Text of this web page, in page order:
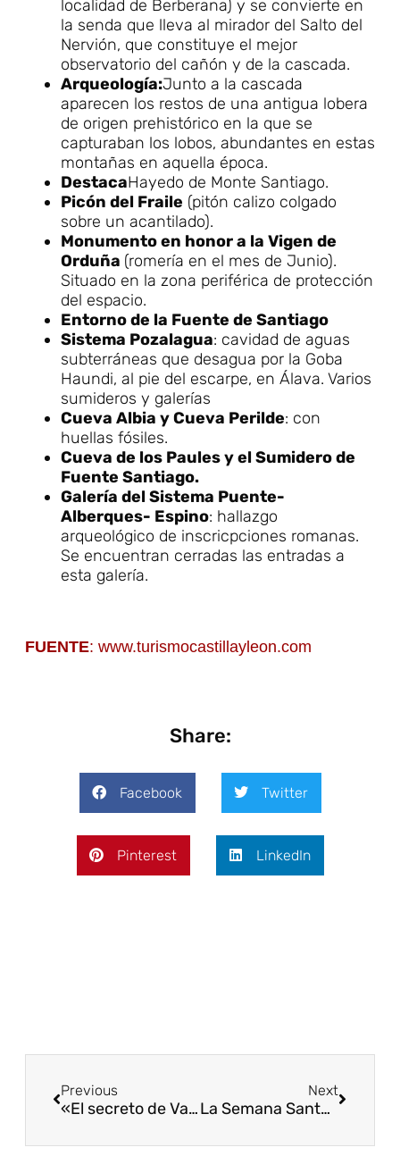
localidad de Berberana) y se convierte en
la senda que lleva al mirador del Salto del
Nervión, que constituye el mejor
observatorio del cañón y de la cascada.
Arqueología:Junto a la cascada
aparecen los restos de una antigua lobera
de origen prehistórico en la que se
capturaban los lobos, abundantes en estas
montañas en aquella época.
DestacaHayedo de Monte Santiago.
Picón del Fraile (pitón calizo colgado
sobre un acantilado).
Monumento en honor a la Vigen de
Orduña (romería en el mes de Junio).
Situado en la zona periférica de protección
del espacio.
Entorno de la Fuente de Santiago
Sistema Pozalagua: cavidad de aguas
subterráneas que desagua por la Goba
Haundi, al pie del escarpe, en Álava. Varios
sumideros y galerías
Cueva Albia y Cueva Perilde: con
huellas fósiles.
Cueva de los Paules y el Sumidero de
Fuente Santiago.
Galería del Sistema Puente-
Alberques- Espino: hallazgo
arqueológico de inscricpciones romanas.
Se encuentran cerradas las entradas a
esta galería.
FUENTE: www.turismocastillayleon.com
Share:
Facebook Twitter
Pinterest LinkedIn
Previous
«El secreto de Valderejo es su tamaño, se puede ver en sólo una mañana»
Next
La Semana Santa nos regala una gran nevada